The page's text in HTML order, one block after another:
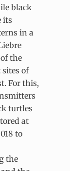
black
its
in a
the
of
For this,
turtles
at
to
the